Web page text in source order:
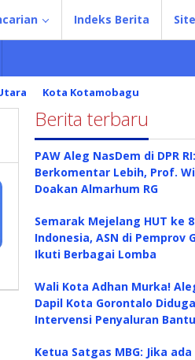
Indeks Berita
Kota Kotamobagu
Berita terbaru
PAW Aleg NasDem di DPR
Berkomentar Lebih, Prof.
Doakan Almarhum RG
Semarak Mejelang HUT ke
Indonesia, ASN di Pemprov
Ikuti Berbagai Lomba
Wali Kota Adhan Murka!
Dapil Kota Gorontalo
Intervensi Penyaluran
Ketua Satgas MBG: Jika ada